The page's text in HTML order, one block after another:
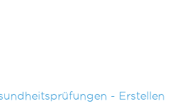
- Erstellen